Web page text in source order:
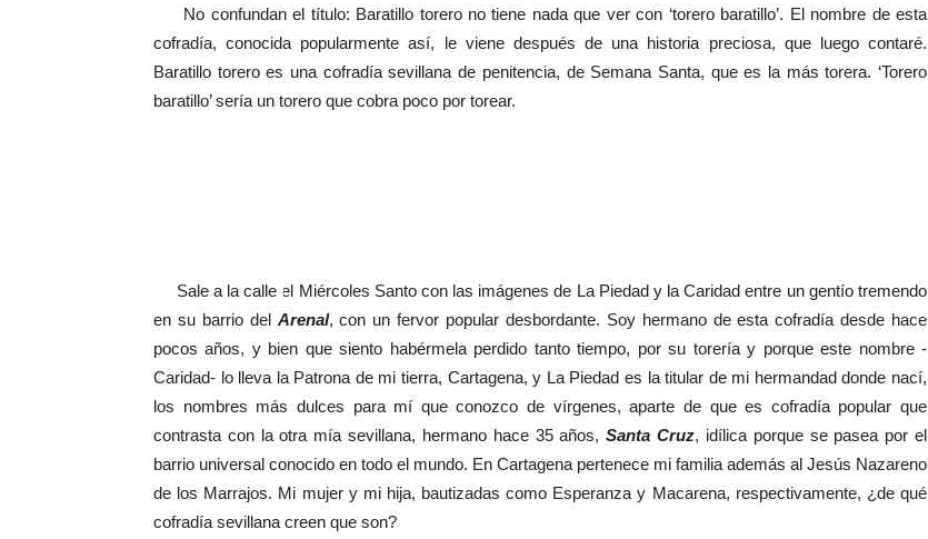
No confundan el título: Baratillo torero no tiene nada que ver con ‘torero baratillo’. El nombre de esta
cofradía, conocida popularmente así, le viene después de una historia preciosa, que luego contaré.
Baratillo torero es una cofradía sevillana de penitencia, de Semana Santa, que es la más torera. ‘Torero
baratillo’ sería un torero que cobra poco por torear.
Sale a la calle el Miércoles Santo con las imágenes de La Piedad y la Caridad entre un gentío tremendo
en su barrio del Arenal, con un fervor popular desbordante. Soy hermano de esta cofradía desde hace
pocos años, y bien que siento habérmela perdido tanto tiempo, por su torería y porque este nombre -
Caridad- lo lleva la Patrona de mi tierra, Cartagena, y La Piedad es la titular de mi hermandad donde nací,
los nombres más dulces para mí que conozco de vírgenes, aparte de que es cofradía popular que
contrasta con la otra mía sevillana, hermano hace 35 años,Santa Cruz, idílica porque se pasea por el
barrio universal conocido en todo el mundo. En Cartagena pertenece mi familia además al Jesús Nazareno
de los Marrajos. Mi mujer y mi hija, bautizadas como Esperanza y Macarena, respectivamente, ¿de qué
cofradía sevillana creen que son?